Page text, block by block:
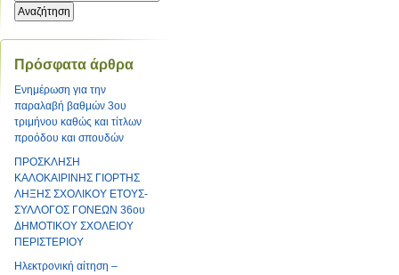
Πρόσφατα άρθρα
Ενημέρωση για την
παραλαβή βαθμών 3ου
τριμήνου καθώς και τίτλων
προόδου και σπουδών
ΠΡΟΣΚΛΗΣΗ
ΚΑΛΟΚΑΙΡΙΝΗΣ ΓΙΟΡΤΗΣ
ΛΗΞΗΣ ΣΧΟΛΙΚΟΥ ΕΤΟΥΣ-
ΣΥΛΛΟΓΟΣ ΓΟΝΕΩΝ 36ου
ΔΗΜΟΤΙΚΟΥ ΣΧΟΛΕΙΟΥ
ΠΕΡΙΣΤΕΡΙΟΥ
Ηλεκτρονική αίτηση –